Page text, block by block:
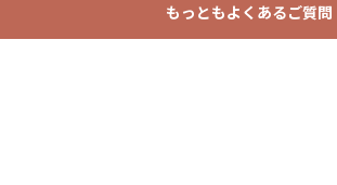
もっともよくあるご質問